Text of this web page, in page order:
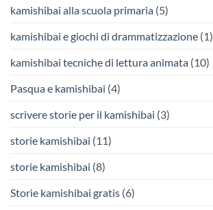
kamishibai alla scuola primaria (5)
kamishibai e giochi di drammatizzazione (1)
kamishibai tecniche di lettura animata (10)
Pasqua e kamishibai (4)
scrivere storie per il kamishibai (3)
storie kamishibai (11)
storie kamishibai (8)
Storie kamishibai gratis (6)